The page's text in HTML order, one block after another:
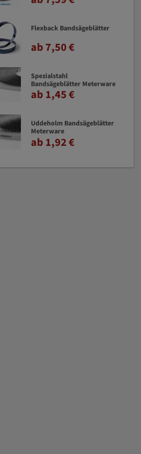
Flexback Bandsägeblätter
ab 7,50 €
Spezialstahl
Bandsägeblätter Meterware
ab 1,45 €
Uddeholm Bandsägeblätter
Meterware
ab 1,92 €